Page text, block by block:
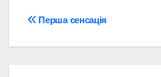
Навігація
записів
Перша сенсація